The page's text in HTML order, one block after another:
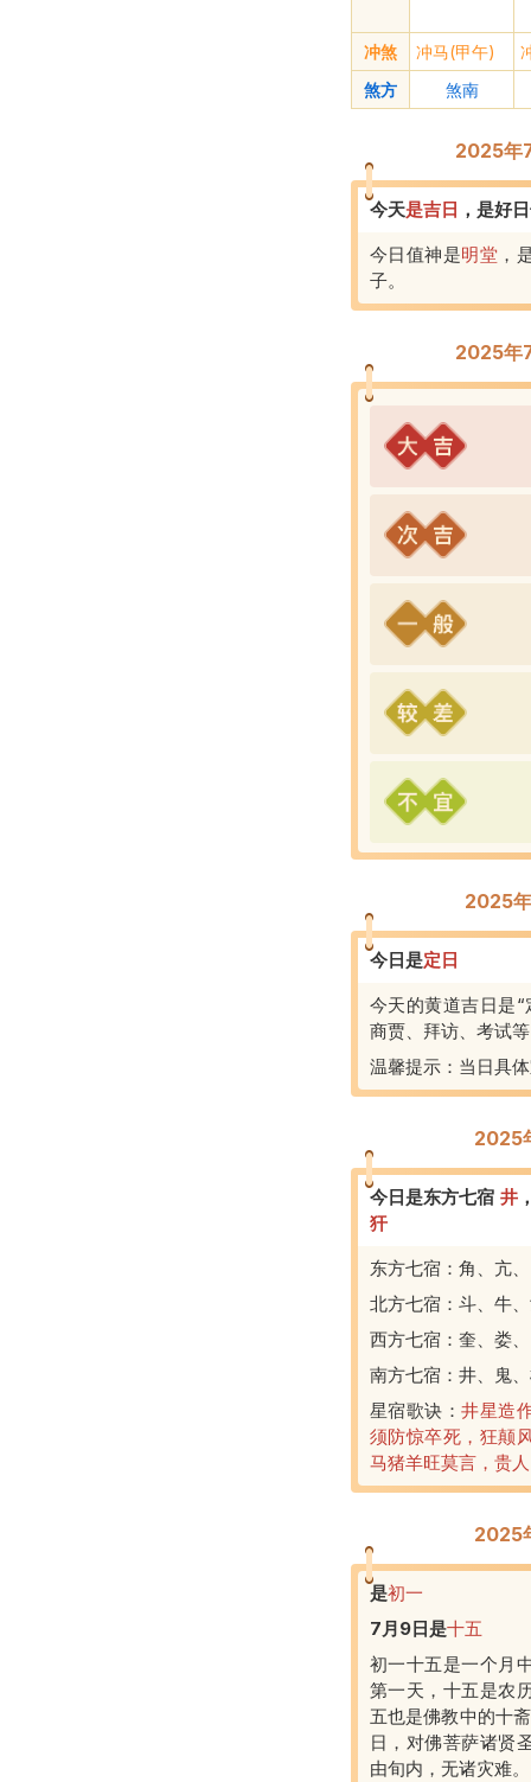
冲煞 冲马(甲午)
煞方
煞南
2025年
今天是吉 日 ， 是好
今日值神是明堂 ，
子。
2025年
2025
今日是定 日
今天的黄道吉日是
商贾、拜访、考试
温馨提示：当日具
2025
今日是东方七宿 井
犴
东方七宿：角、亢
北方七宿：斗、牛
西方七宿：奎、娄
南方七宿：井、鬼
星宿歌诀：井星造
须防惊卒死，狂颠
马猪羊旺莫言，贵
2025
是初一
7月9日是十五
初一十五是一个月
第一天，十五是农
五也是佛教中的十
日，对佛菩萨诸贤
由旬内，无诸灾难